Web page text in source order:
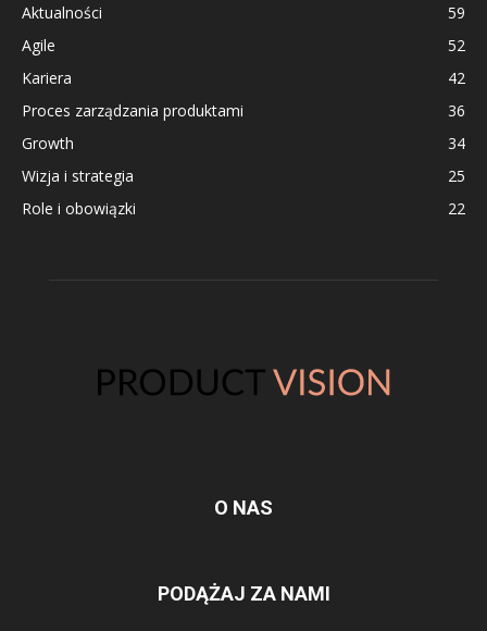
Aktualności
59
Agile
52
Kariera
42
Proces zarządzania produktami
36
Growth
34
Wizja i strategia
25
Role i obowiązki
22
O NAS
PODĄŻAJ ZA NAMI